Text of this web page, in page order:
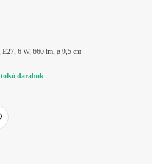
E27, 6 W, 660 lm, ø 9,5 cm
darabok